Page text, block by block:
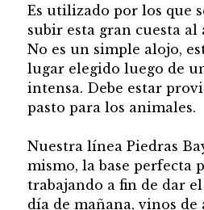
Es utilizado por los que
subir esta gran cuesta al
No es un simple alojo,
lugar elegido luego de
intensa. Debe estar
pasto para los animales.
Nuestra línea Piedras
mismo, la base perfecta
trabajando a fin de dar
día de mañana, vinos de